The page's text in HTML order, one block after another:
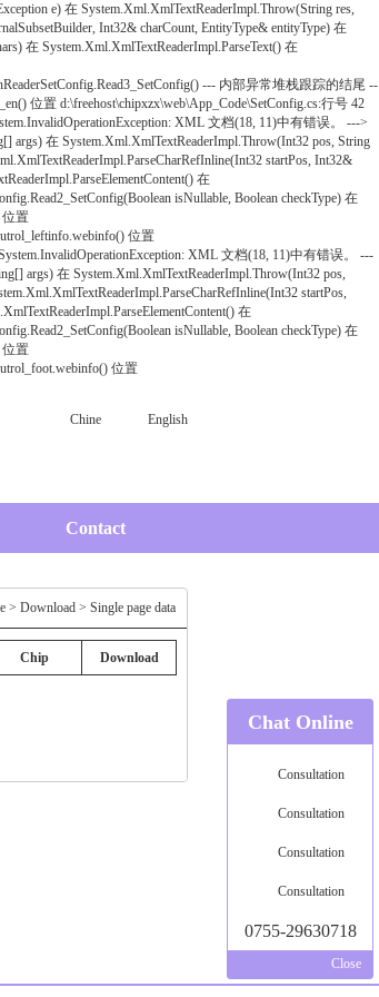
e) 在 System.Xml.XmlTextReaderImpl.Throw(String res,
Int32& charCount, EntityType& entityType) 在
在 System.Xml.XmlTextReaderImpl.ParseText() 在
--- 内部异常堆栈跟踪的结尾 --
位置 d:\freehost\chipxzx\web\App_Code\SetConfig.cs:行号 42
XML 文档(18, 11)中有错误。 --->
在 System.Xml.XmlTextReaderImpl.Throw(Int32 pos, String
startPos, Int32&
在
isNullable, Boolean checkType) 在
位置
位置
XML 文档(18, 11)中有错误。 ---
args) 在 System.Xml.XmlTextReaderImpl.Throw(Int32 pos,
startPos,
在
isNullable, Boolean checkType) 在
位置
位置
Chine English
Contact
> Download > Single page data
Chip Download
Chat Online
Consultation
Consultation
Consultation
Consultation
0755-29630718
Close